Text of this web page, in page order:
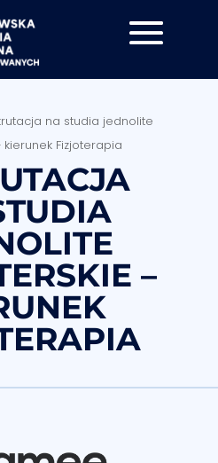
na studia jednolite
Fizjoterapia
–